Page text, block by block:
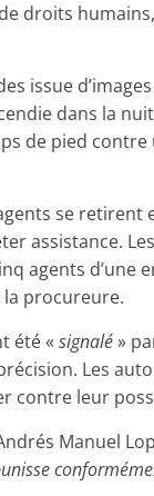
droits
issue
dans la
de pied
se retirent
assistance.
agents d’une
procureure.
été « signalé»
Les
contre leur
Manuel